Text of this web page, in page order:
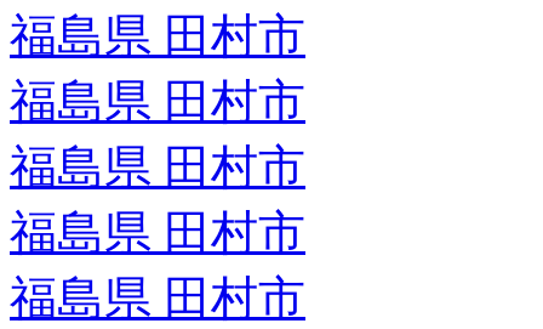
福島県 田村市
福島県 田村市
福島県 田村市
福島県 田村市
福島県 田村市